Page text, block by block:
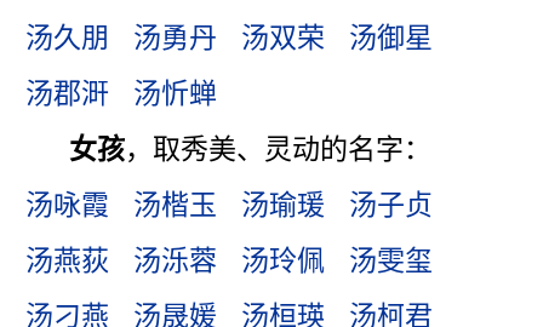
汤久朋
汤勇丹 汤双荣
汤御星
汤郡涆
汤忻蝉
女孩，取秀美、灵动的名字：
汤咏霞
汤楷玉 汤瑜瑗
汤子贞
汤燕荻
汤泺蓉 汤玲佩
汤雯玺
汤刁燕
汤晟媛 汤桓瑛
汤柯君